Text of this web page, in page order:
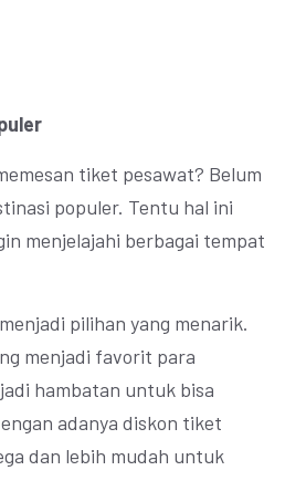
tiket pesawat? Belum
populer. Tentu hal ini
menjelajahi berbagai tempat
pilihan yang menarik.
menjadi favorit para
hambatan untuk bisa
adanya diskon tiket
dan lebih mudah untuk